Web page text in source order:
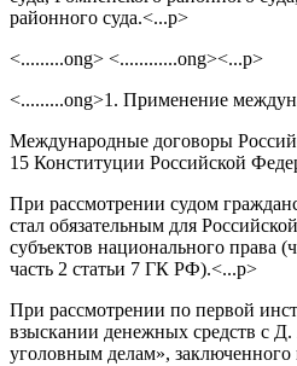
районного суда.<...p>
<.........ong> <............ong><...p>
<.........ong>1. Применение
Международные договоры
15 Конституции Российской
При рассмотрении судом
стал обязательным для
субъектов национального права
часть 2 статьи 7 ГК РФ).<...p>
При рассмотрении по первой
взыскании денежных средств с
уголовным делам»,